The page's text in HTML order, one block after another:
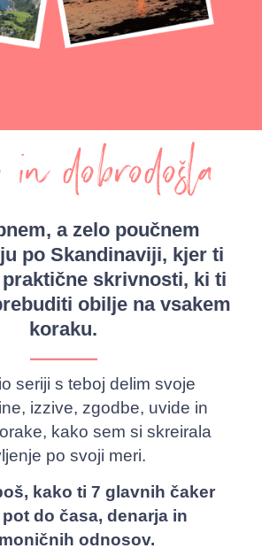
dobrodošla
a zelo poučnem
po Skandinaviji, kjer ti
skrivnosti, ki ti
obilje na vsakem
koraku.
seriji s teboj delim svoje
izzive, zgodbe, uvide in
kako sem si skreirala
po svoji meri.
kako ti 7 glavnih čaker
do časa, denarja in
odnosov.